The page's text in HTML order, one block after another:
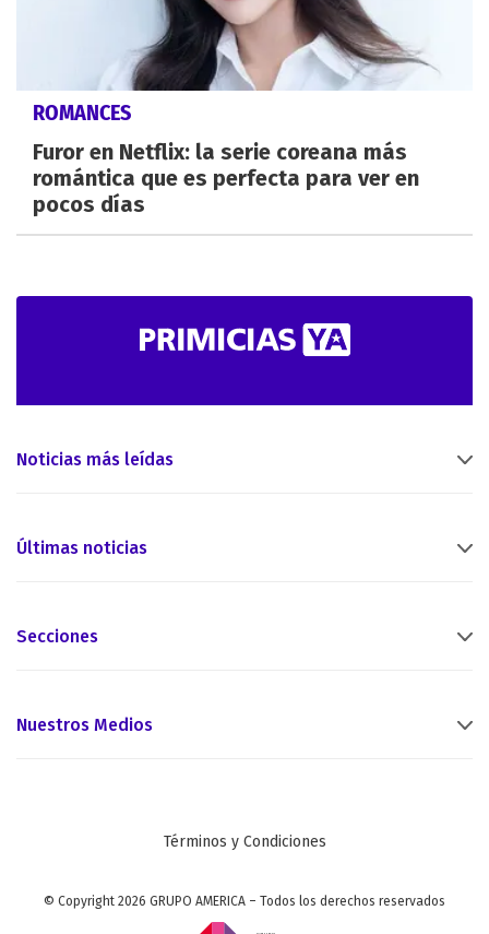
ROMANCES
Furor en Netflix: la serie coreana más
romántica que es perfecta para ver en
pocos días
Noticias más leídas
Últimas noticias
Secciones
Nuestros Medios
Términos y Condiciones
© Copyright 2026 GRUPO AMERICA – Todos los derechos reservados